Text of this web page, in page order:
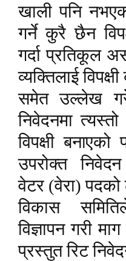
खाली पनि
गर्ने कुरै छैन
गर्दा प्रतिकूल
व्यक्तिलाई
समेत उल्लेख
निवेदनमा
विपक्षी
उपरोक्त
वेटर (वेरा) पदको
विकास
विज्ञापन गरी
प्रस्तुत रिट